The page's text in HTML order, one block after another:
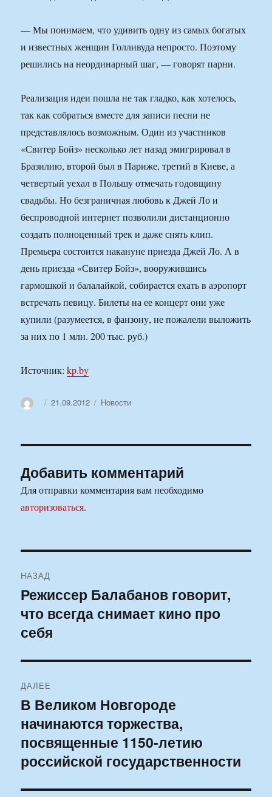
— Мы понимаем, что удивить одну из самых богатых
и известных женщин Голливуда непросто. Поэтому
решились на неординарный шаг, — говорят парни.
Реализация идеи пошла не так гладко, как хотелось,
так как собраться вместе для записи песни не
представлялось возможным. Один из участников
«Свитер Бойз» несколько лет назад эмигрировал в
Бразилию, второй был в Париже, третий в Киеве, а
четвертый уехал в Польшу отмечать годовщину
свадьбы. Но безграничная любовь к Джей Ло и
беспроводной интернет позволили дистанционно
создать полноценный трек и даже снять клип.
Премьера состоится накануне приезда Джей Ло. А в
день приезда «Свитер Бойз», вооружившись
гармошкой и балалайкой, собирается ехать в аэропорт
встречать певицу. Билеты на ее концерт они уже
купили (разумеется, в фанзону, не пожалели выложить
за них по 1 млн. 200 тыс. руб.)
Источник:kp.by
АвторОпубликовано
21.09.2012 Рубрики
Новости
Добавить комментарий
Для отправки комментария вам необходимо
авторизоваться.
по
записям
НАЗАД
Предыдущая
запись:
Режиссер Балабанов говорит,
что всегда снимает кино про
себя
ДАЛЕЕ
Следующая
запись:
В Великом Новгороде
начинаются торжества,
посвященные 1150-летию
российской государственности